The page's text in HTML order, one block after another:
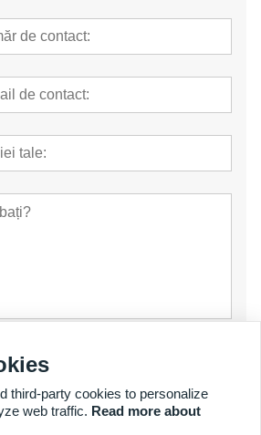
third-party cookies to personalize
web traffic. Read more about